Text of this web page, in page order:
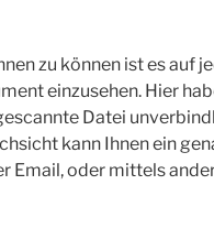
zu können ist es auf
einzusehen. Hier
Datei
kann Ihnen ein
Email, oder mittels